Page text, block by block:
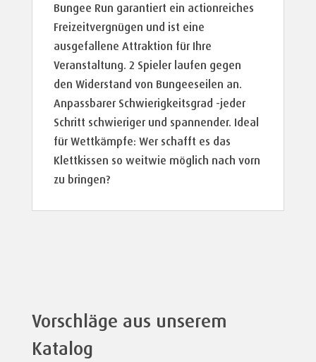
Bungee Run garantiert ein actionreiches
Freizeitvergnügen und ist eine
ausgefallene Attraktion für Ihre
Veranstaltung. 2 Spieler laufen gegen
den Widerstand von Bungeeseilen an.
Anpassbarer Schwierigkeitsgrad -jeder
Schritt schwieriger und spannender. Ideal
für Wettkämpfe: Wer schafft es das
Klettkissen so weitwie möglich nach vorn
zu bringen?
Vorschläge aus unserem
Katalog